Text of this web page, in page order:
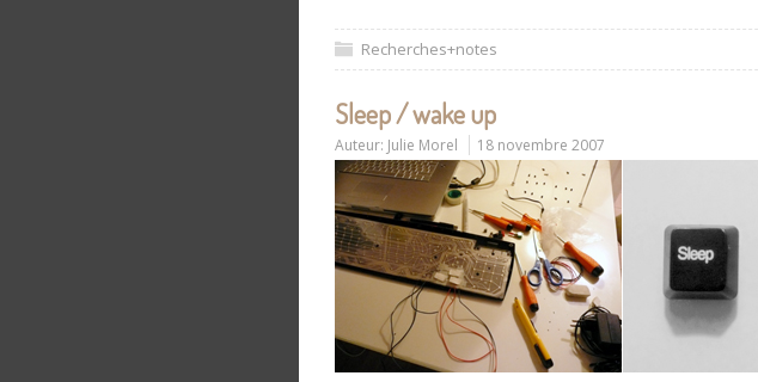
Recherches+notes
Sleep / wake up
Auteur: Julie Morel 18 novembre 2007